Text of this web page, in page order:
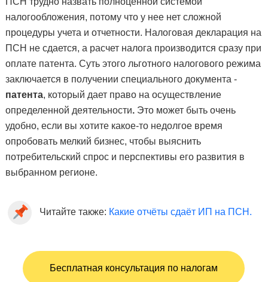
налогообложения, потому что у нее нет сложной
процедуры учета и отчетности. Налоговая декларация на
ПСН не сдается, а расчет налога производится сразу при
оплате патента. Суть этого льготного налогового режима
заключается в получении специального документа -
патента, который дает право на осуществление
определенной деятельности. Это может быть очень
удобно, если вы хотите какое-то недолгое время
опробовать мелкий бизнес, чтобы выяснить
потребительский спрос и перспективы его развития в
выбранном регионе.
Читайте также: Какие отчёты сдаёт ИП на ПСН.
Бесплатная консультация по налогам